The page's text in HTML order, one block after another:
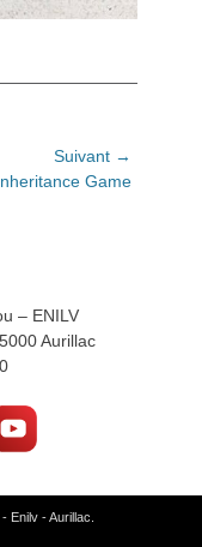
Suivant →
Game
– ENILV
Aurillac
- Aurillac.